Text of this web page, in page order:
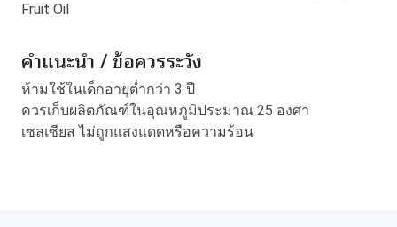
Fruit Oil
คำแนะนำ / ข้อควรระวัง
ห้ามใช้ในเด็กอายุต่ำกว่า 3 ปี
ควรเก็บผลิตภัณฑ์ในอุณหภูมิประมาณ 25 องศา
เซลเซียส ไม่ถูกแสงแดดหรือความร้อน